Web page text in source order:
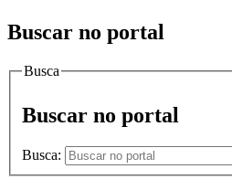
Buscar no portal
Busca
Buscar no portal
Busca: